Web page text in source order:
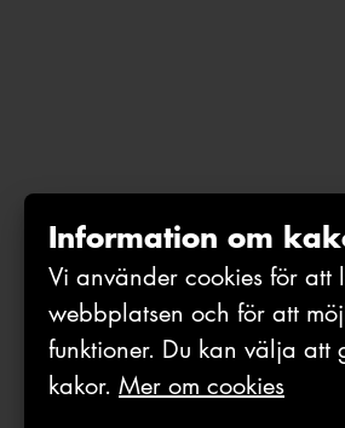
Information om
Vi använder cookies för
webb­platsen och för att
funktioner. Du kan välja att
kakor. Mer om cookies